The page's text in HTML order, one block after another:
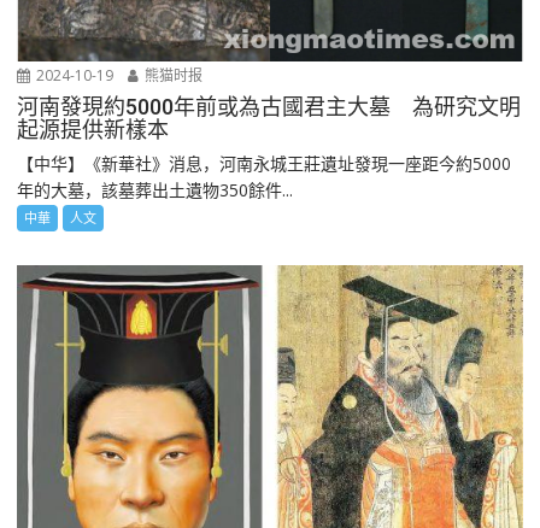
2024-10-19 熊猫时报
河南發現約5000年前或為古國君主大墓 為研究文明
起源提供新樣本
【中华】《新華社》消息，河南永城王莊遺址發現一座距今約5000
年的大墓，該墓葬出土遺物350餘件...
中華 人文